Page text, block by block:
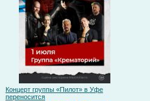
Концерт группы «Пилот» в Уфе
переносится